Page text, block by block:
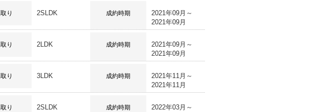
り 2SLDK 成約時期
2021年09月～
2021年09月
り 2LDK 成約時期
2021年09月～
2021年09月
り 3LDK 成約時期
2021年11月～
2021年11月
り 2SLDK 成約時期
2022年03月～